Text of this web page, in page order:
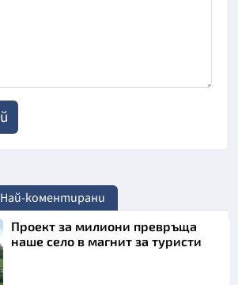
Най-коментирани
Проект за милиони превръща
наше село в магнит за туристи